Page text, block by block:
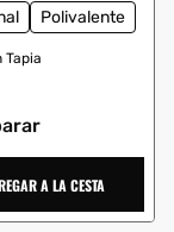
Polivalente
Tapia
A LA CESTA